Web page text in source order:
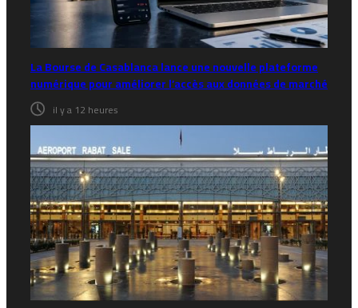
La Bourse de Casablanca lance une nouvelle plateforme
numérique pour améliorer l’accès aux données de marché
il y a 12 heures